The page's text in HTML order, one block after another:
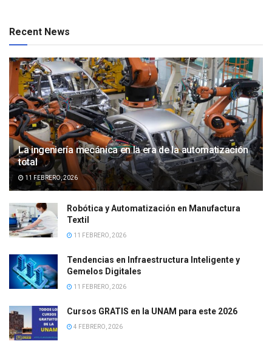
Recent News
La ingeniería mecánica en la era de la automatización
total
11 FEBRERO, 2026
Robótica y Automatización en Manufactura
Textil
11 FEBRERO, 2026
Tendencias en Infraestructura Inteligente y
Gemelos Digitales
11 FEBRERO, 2026
Cursos GRATIS en la UNAM para este 2026
4 FEBRERO, 2026